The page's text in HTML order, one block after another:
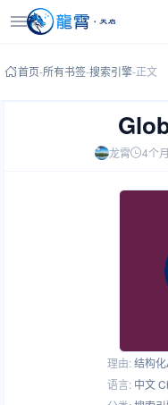
首页-所有书签-搜索引擎-正文
龙霄 4个
理由:结构
语言: 中文